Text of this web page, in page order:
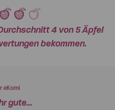
4 von 5 Äpfel
bekommen.
eKomi
gute...